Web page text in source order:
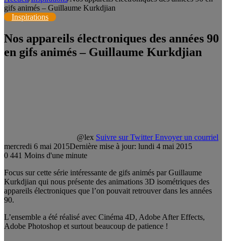
gifs animés – Guillaume Kurkdjian
Inspirations
Nos appareils électroniques des années 90
en gifs animés – Guillaume Kurkdjian
@lex Suivre sur Twitter Envoyer un courriel
mercredi 6 mai 2015Dernière mise à jour: lundi 4 mai 2015
0 441 Moins d'une minute
Focus sur cette série intéressante de gifs animés par Guillaume
Kurkdjian qui nous présente des animations 3D isométriques des
appareils électroniques que l’on pouvait retrouver dans les années
90.
L’ensemble a été réalisé avec Cinéma 4D, Adobe After Effects,
Adobe Photoshop et surtout beaucoup de patience !